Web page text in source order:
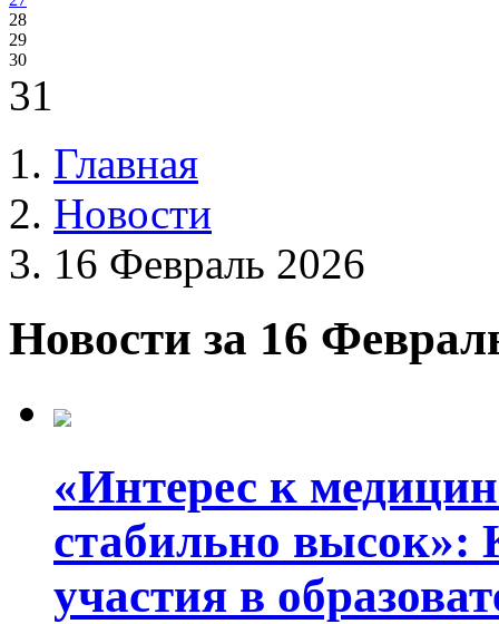
28
29
30
31
Главная
Новости
16 Февраль 2026
Новости за 16
«Интерес к
стабильно
участия в